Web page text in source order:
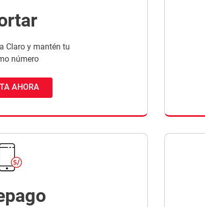
Claro y mantén tu
número
AHORA